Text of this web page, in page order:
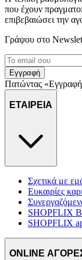
διαφημίσεων και
διαφημίσεις και
πληροφορίες
δικτύωσης,
που έχουν
επιβεβαιώσει την
Γράψου στο
Εγγραφή
Πατώντας
ΕΤΑΙΡΕΙΑ
Σχετικά με
Ευκαιρίες
SHOPFLIX
SHOPFLIX
ONLINE